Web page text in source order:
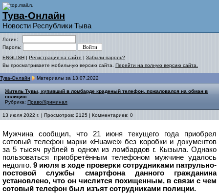
Тува-Онлайн
Новости Республики Тыва
Логин:
Пароль:
ENGLISH | Регистрация на сайте | Забыли пароль?
Вы просматриваете мобильную версию сайта. Перейти на полную версию сайта.
Тува-Онлайн Материалы за 13.07.2022
Житель Тувы, купивший в ломбарде краденый телефон, пожаловался на обман в
полицию
Рубрика: Право/Криминал
13 июля 2022 г. | Просмотров: 2125 | Комментариев: 0
Мужчина сообщил, что 21 июня текущего года приобрел
сотовый телефон марки «Huawei» без коробки и документов
за 5 тысяч рублей в одном из ломбардов г. Кызыла. Однако
пользоваться приобретённым телефоном мужчине удалось
недолго. 9 июля в ходе проверки сотрудниками патрульно-
постовой службы смартфона данного гражданина
установлено, что он числится похищенным, в связи с чем
сотовый телефон был изъят сотрудниками полиции.